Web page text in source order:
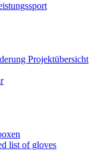
Projektübersicht
list of gloves